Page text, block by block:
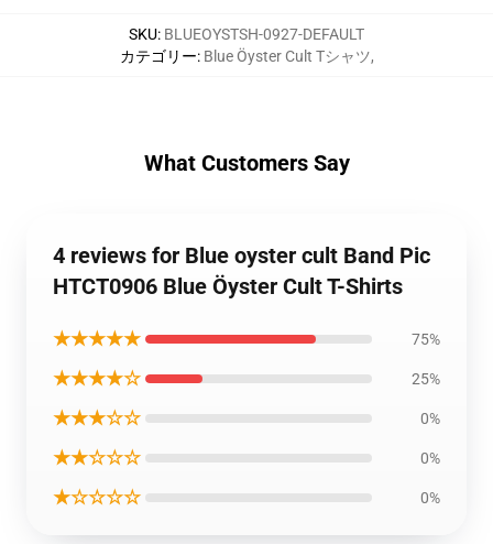
SKU: BLUEOYSTSH-0927-DEFAULT
カテゴリー: Blue Öyster Cult Tシャツ,
What Customers Say
4 reviews for Blue oyster cult Band Pic
HTCT0906 Blue Öyster Cult T-Shirts
★★★★★ 75%
★★★★☆ 25%
★★★☆☆ 0%
★★☆☆☆ 0%
★☆☆☆☆ 0%